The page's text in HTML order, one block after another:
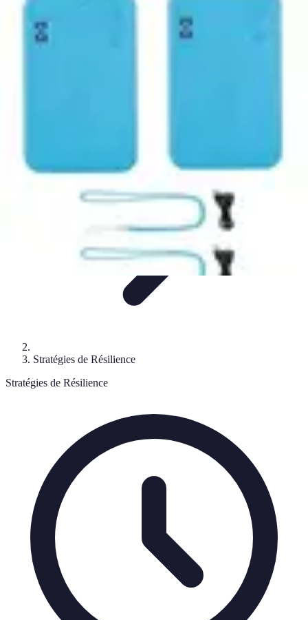
Développement personnel
Ressources et Outils
Résilience
Résilience Familiale
Stratégies de Résilience
Stratégies de Résilience